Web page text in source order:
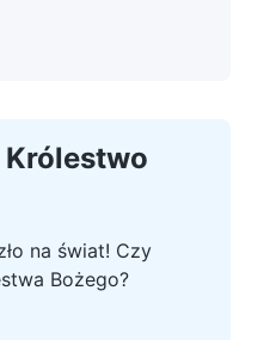
Królestwo
na świat! Czy
Bożego?